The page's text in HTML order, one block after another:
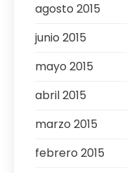
agosto 2015
junio 2015
mayo 2015
abril 2015
marzo 2015
febrero 2015